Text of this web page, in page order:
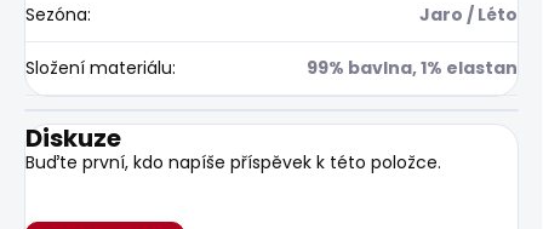
Sezóna: Jaro / Léto
Složení materiálu: 99% bavlna, 1% elastan
Diskuze
Buďte první, kdo napíše příspěvek k této položce.